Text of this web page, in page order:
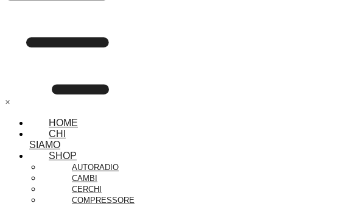
×
HOME
CHI
SIAMO
SHOP
AUTORADIO
CAMBI
CERCHI
COMPRESSORE